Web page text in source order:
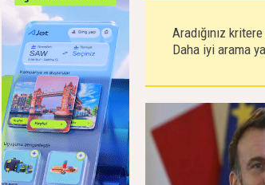
Aradığınız
Daha iyi arama